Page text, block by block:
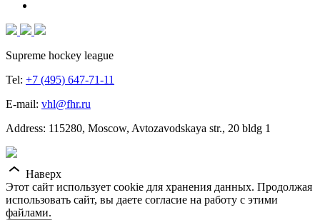
Supreme hockey league
Tel: +7 (495) 647-71-11
E-mail: vhl@fhr.ru
Address: 115280, Moscow, Avtozavodskaya str., 20 bldg 1
Наверх
Этот сайт использует cookie для хранения данных. Продолжая
использовать сайт, вы даете согласие на работу с этими
файлами.